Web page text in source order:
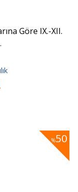
Göre IX.-XII.
%50